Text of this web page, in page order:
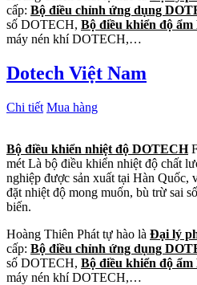
cấp: Bộ điều chỉnh ứng dụng
số DOTECH, Bộ điều khiển độ
máy nén khí DOTECH,…
Dotech Việt Nam
Chi tiết Mua hàng
Bộ điều khiển nhiệt độ DOTECH
mét Là bộ điều khiển nhiệt độ chất
nghiệp được sản xuất tại Hàn Quốc,
đặt nhiệt độ mong muốn, bù trừ sai
biến.
Hoàng Thiên Phát tự hào là Đại lý
cấp: Bộ điều chỉnh ứng dụng
số DOTECH, Bộ điều khiển độ
máy nén khí DOTECH,…